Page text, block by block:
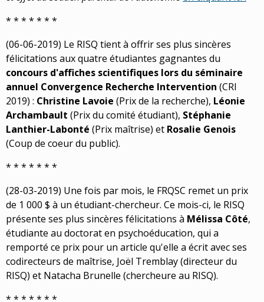
* * * * * * *
(06-06-2019) Le RISQ tient à offrir ses plus sincères
félicitations aux quatre étudiantes gagnantes du
concours d'affiches scientifiques lors du séminaire
annuel Convergence Recherche Intervention (CRI
2019) : Christine Lavoie (Prix de la recherche), Léonie
Archambault (Prix du comité étudiant), Stéphanie
Lanthier-Labonté (Prix maîtrise) et Rosalie Genois
(Coup de coeur du public).
* * * * * * *
(28-03-2019) Une fois par mois, le FRQSC remet un prix
de 1 000 $ à un étudiant-chercheur. Ce mois-ci, le RISQ
présente ses plus sincères félicitations à Mélissa Côté,
étudiante au doctorat en psychoéducation, qui a
remporté ce prix pour un article qu'elle a écrit avec ses
codirecteurs de maîtrise, Joël Tremblay (directeur du
RISQ) et Natacha Brunelle (chercheure au RISQ).
* * * * * * *